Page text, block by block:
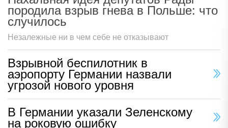
породила взрыв гнева в Польше: что
случилось
Незалежные ни в чем себе не отказывают
Взрывной беспилотник в
аэропорту Германии назвали
угрозой нового уровня
В Германии указали Зеленскому
на роковую ошибку